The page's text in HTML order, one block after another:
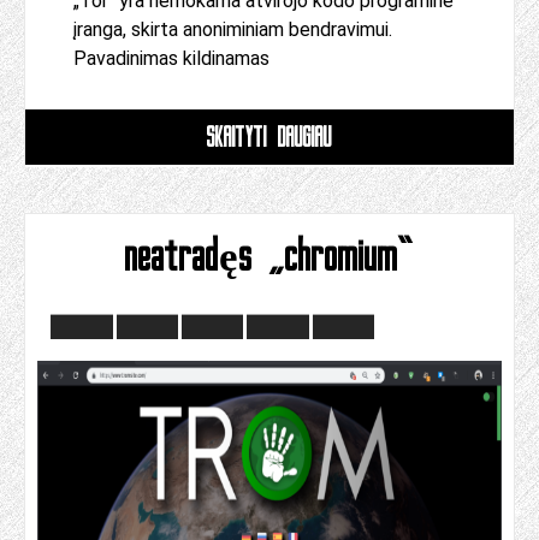
įranga, skirta anoniminiam bendravimui.
Pavadinimas kildinamas
SKAITYTI DAUGIAU
neatradęs „chromium“